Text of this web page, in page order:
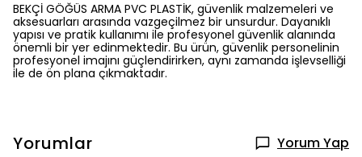
BEKÇİ GÖĞÜS ARMA PVC PLASTİK, güvenlik malzemeleri ve
aksesuarları arasında vazgeçilmez bir unsurdur. Dayanıklı
yapısı ve pratik kullanımı ile profesyonel güvenlik alanında
önemli bir yer edinmektedir. Bu ürün, güvenlik personelinin
profesyonel imajını güçlendirirken, aynı zamanda işlevselliği
ile de ön plana çıkmaktadır.
Yorumlar Yorum Yap